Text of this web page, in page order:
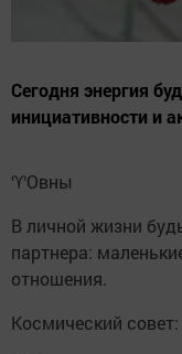
Сегодня энергия
инициативности и
♈️Овны
В личной жизни
партнера:
отношения.
Космический